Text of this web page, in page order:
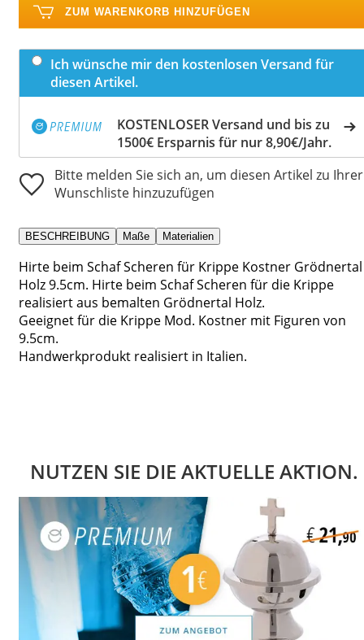
ZUM WARENKORB HINZUFÜGEN
Ich wünsche mir den kostenlosen Versand für
diesen Artikel.
KOSTENLOSER Versand und bis zu
1500€ Ersparnis für nur 8,90€/Jahr.
Bitte melden Sie sich an, um diesen Artikel zu Ihrer
Wunschliste hinzuzufügen
BESCHREIBUNG Maße Materialien
Hirte beim Schaf Scheren für Krippe Kostner Grödnertal
Holz 9.5cm. Hirte beim Schaf Scheren für die Krippe
realisiert aus bemalten Grödnertal Holz.
Geeignet für die Krippe Mod. Kostner mit Figuren von
9.5cm.
Handwerkprodukt realisiert in Italien.
NUTZEN SIE DIE AKTUELLE AKTION.